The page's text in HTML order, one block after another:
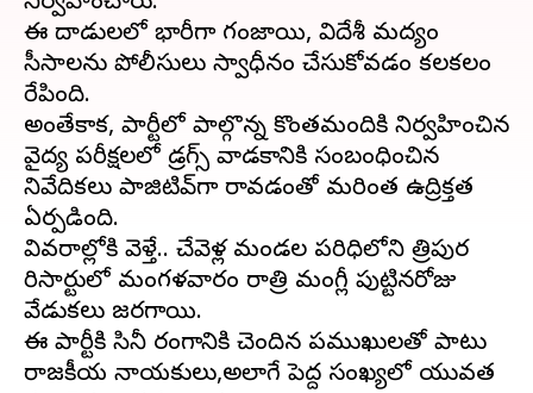
ఈ దాడులలో భారీగా గంజాయి, విదేశీ మద్యం
సీసాలను పోలీసులు స్వాధీనం చేసుకోవడం కలకలం
రేపింది.
అంతేకాక, పార్టీలో పాల్గొన్న కొంతమందికి నిర్వహించిన
వైద్య పరీక్షలలో డ్రగ్స్ వాడకానికి సంబంధించిన
నివేదికలు పాజిటివ్‌గా రావడంతో మరింత ఉద్రిక్తత
ఏర్పడింది.
వివరాల్లోకి వెళ్తే.. చేవెళ్ల మండల పరిధిలోని త్రిపుర
రిసార్టులో మంగళవారం రాత్రి మంగ్లీ పుట్టినరోజు
వేడుకలు జరగాయి.
ఈ పార్టీకి సినీ రంగానికి చెందిన ప్రముఖులతో పాటు
రాజకీయ నాయకులు,అలాగే పెద్ద సంఖ్యలో యువత